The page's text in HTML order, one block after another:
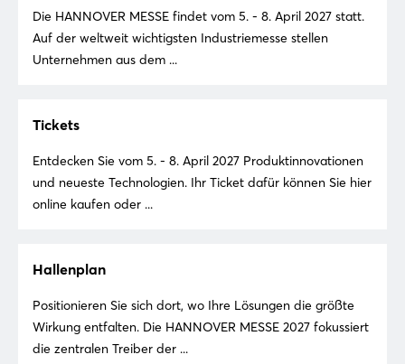
Die HANNOVER MESSE findet vom 5. - 8. April 2027 statt.
Auf der weltweit wichtigsten Industriemesse stellen
Unternehmen aus dem ...
Tickets
Entdecken Sie vom 5. - 8. April 2027 Produktinnovationen
und neueste Technologien. Ihr Ticket dafür können Sie hier
online kaufen oder ...
Hallenplan
Positionieren Sie sich dort, wo Ihre Lösungen die größte
Wirkung entfalten. Die HANNOVER MESSE 2027 fokussiert
die zentralen Treiber der ...